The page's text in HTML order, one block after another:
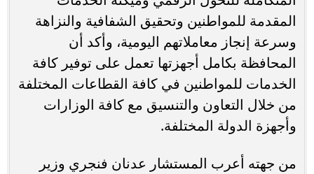
المقدمة للمواطنين وتحقيق الشفافية والنزاهة
وسرعة إنجاز معاملاتهم اليومية، وأكد أن
المحافظة بكامل أجهزتها تعمل على توفير كافة
الخدمات للمواطنين في كافة القطاعات المختلفة
من خلال التعاون والتنسيق مع كافة الوزارات
وأجهزة الدولة المختلفة.
من جهته أعرب المستشار عدنان فنجري وزير